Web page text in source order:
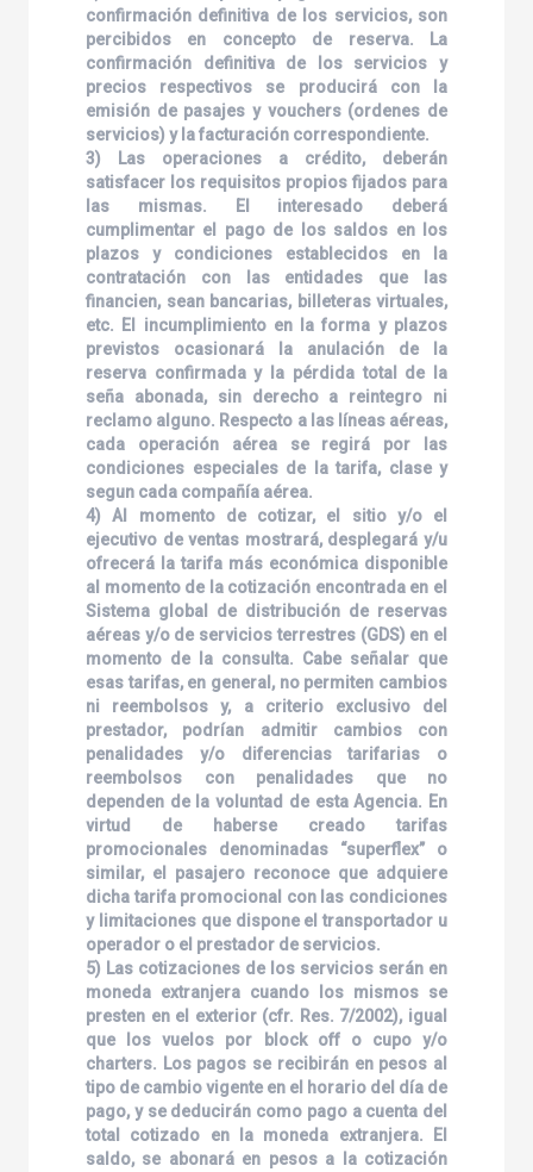
confirmación definitiva de los servicios, son
percibidos en concepto de reserva. La
confirmación definitiva de los servicios y
precios respectivos se producirá con la
emisión de pasajes y vouchers (ordenes de
servicios) y la facturación correspondiente.
3) Las operaciones a crédito, deberán
satisfacer los requisitos propios fijados para
las mismas. El interesado deberá
cumplimentar el pago de los saldos en los
plazos y condiciones establecidos en la
contratación con las entidades que las
financien, sean bancarias, billeteras virtuales,
etc. El incumplimiento en la forma y plazos
previstos ocasionará la anulación de la
reserva confirmada y la pérdida total de la
seña abonada, sin derecho a reintegro ni
reclamo alguno. Respecto a las líneas aéreas,
cada operación aérea se regirá por las
condiciones especiales de la tarifa, clase y
segun cada compañía aérea.
4) Al momento de cotizar, el sitio y/o el
ejecutivo de ventas mostrará, desplegará y/u
ofrecerá la tarifa más económica disponible
al momento de la cotización encontrada en el
Sistema global de distribución de reservas
aéreas y/o de servicios terrestres (GDS) en el
momento de la consulta. Cabe señalar que
esas tarifas, en general, no permiten cambios
ni reembolsos y, a criterio exclusivo del
prestador, podrían admitir cambios con
penalidades y/o diferencias tarifarias o
reembolsos con penalidades que no
dependen de la voluntad de esta Agencia. En
virtud de haberse creado tarifas
promocionales denominadas “superflex” o
similar, el pasajero reconoce que adquiere
dicha tarifa promocional con las condiciones
y limitaciones que dispone el transportador u
operador o el prestador de servicios.
5) Las cotizaciones de los servicios serán en
moneda extranjera cuando los mismos se
presten en el exterior (cfr. Res. 7/2002), igual
que los vuelos por block off o cupo y/o
charters. Los pagos se recibirán en pesos al
tipo de cambio vigente en el horario del día de
pago, y se deducirán como pago a cuenta del
total cotizado en la moneda extranjera. El
saldo, se abonará en pesos a la cotización